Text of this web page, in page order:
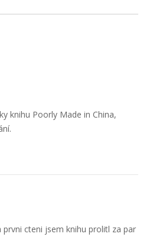
knihu Poorly Made in China,
prvni cteni jsem knihu prolitl za par